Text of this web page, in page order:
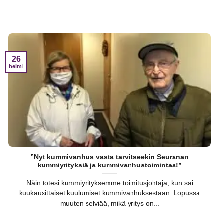
”Nyt kummivanhus vasta tarvitseekin Seuranan
kummiyrityksiä ja kummivanhustoimintaa!”
Näin totesi kummiyrityksemme toimitusjohtaja, kun sai
kuukausittaiset kuulumiset kummivanhuksestaan. Lopussa
muuten selviää, mikä yritys on...
26
helmi